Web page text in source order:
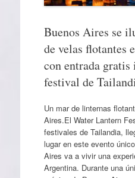
Buenos Aires se
de velas flotantes
con entrada
festival de
Un mar de linternas
Aires.El Water Lantern
festivales de Tailandia,
lugar en este evento
Aires va a vivir una
Argentina. Durante una